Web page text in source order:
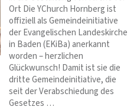
Ort Die YChurch Hornberg ist
offiziell als Gemeindeinitiative
der Evangelischen Landeskirche
in Baden (EKiBa) anerkannt
worden – herzlichen
Glückwunsch! Damit ist sie die
dritte Gemeindeinitiative, die
seit der Verabschiedung des
Gesetzes …